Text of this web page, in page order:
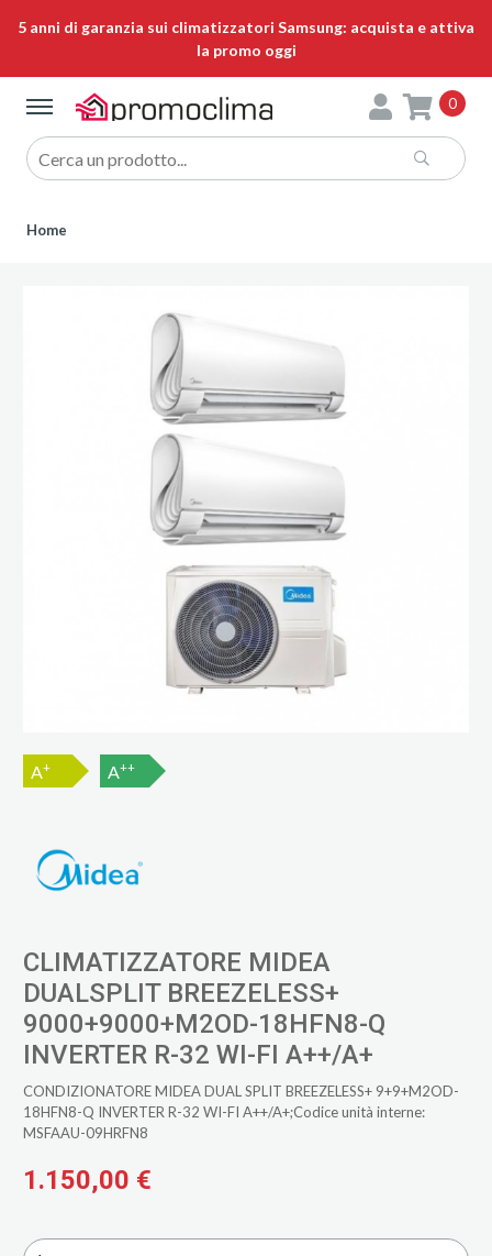
5 anni di garanzia sui climatizzatori Samsung: acquista e attiva
la promo oggi
0
Home
A+ A++
CLIMATIZZATORE MIDEA
DUALSPLIT BREEZELESS+
9000+9000+M2OD-18HFN8-Q
INVERTER R-32 WI-FI A++/A+
CONDIZIONATORE MIDEA DUAL SPLIT BREEZELESS+ 9+9+M2OD-
18HFN8-Q INVERTER R-32 WI-FI A++/A+;Codice unità interne:
MSFAAU-09HRFN8
1.150,00 €